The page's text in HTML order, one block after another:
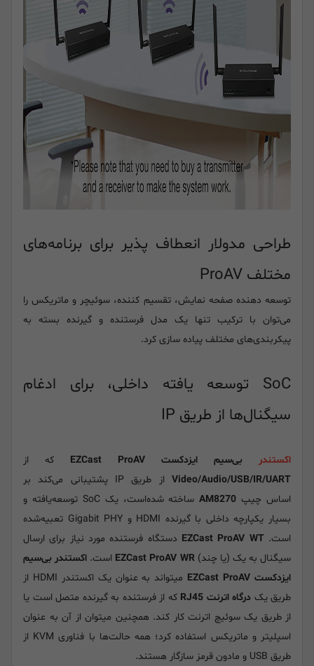
طراحی مدولار انعطاف پذیر برای برنامه‌های
مختلف ProAV
توسعه دهنده صفحه نمایش، تقسیم کننده، سوئیچر و ماتریکس را
می‌توان با ترکیب تنها یک مدل فرستنده و گیرنده بسته به
پیکربندی‌های مختلف پیاده سازی کرد.
SoC توسعه یافته داخلی، برای ادغام
سیگنال‌ها از طریق IP
اکستندر بی‌سیم ایزدکست EZCast ProAV
که از
Video/Audio/USB/IR/UART
از طریق IP پشتیبانی می‌کند بر
اساس چیپ AM8270
ساخته شده‌است، یک SoC توسعه‌یافته و
بسیار یکپارچه داخلی با گیرنده HDMI و Gigabit PHY تعبیه‌شده
است.EZCast ProAV WT دستگاه فرستنده مورد نیاز برای ارسال
سیگنال به یک (یا چند)EZCast ProAV WR است. اکستندر بی‌سیم
ایزدکست EZCast ProAV
میتواند به عنوان یک اکستندر HDMI از
طریق یک درگاه اترنت RJ45
که از فرستنده به گیرنده متصل است یا
از طریق یک سوئیچ اترنت کار کند. همچنین میتوان از آن به عنوان
اسپلیتر و ماتریکس استفاده کرد؛ همه حالت‌ها با فناوری KVM از
طریق USB و مادون قرمز سازگار هستند.